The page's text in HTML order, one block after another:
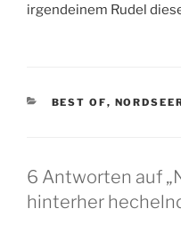
irgendeinem Rudel
KATEGORIEN
BEST OF,
6 Antworten auf
hinterher